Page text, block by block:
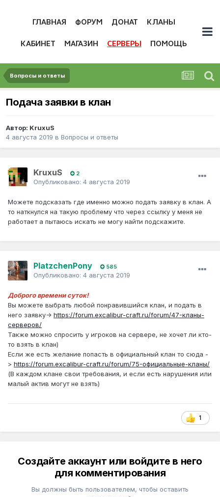
ГЛАВНАЯ ФОРУМ ДОНАТ КЛАНЫ
КАБИНЕТ МАГАЗИН СЕРВЕРЫ ПОМОЩЬ
Вопросы и ответы
Подача заявки в клан
Автор: KruxuS
4 августа 2019 в Вопросы и ответы
KruxuS 2
Опубликовано: 4 августа 2019
Можете подсказать где именно можно подать заявку в клан. А
то наткнулся на такую проблему что через ссылку у меня не
работает а пытаюсь искать не могу найти подскажите.
PlatzchenPony 585
Опубликовано: 4 августа 2019
Доброго времени суток!
Вы можете выбрать любой понравившийся клан, и подать в
него заявку-> https://forum.excalibur-craft.ru/forum/47-кланы-
серверов/
Также можно спросить у игроков на сервере, не хочет ли кто-
то взять в клан)
Если же есть желание попасть в официальный клан то сюда -
> https://forum.excalibur-craft.ru/forum/75-официальные-кланы/
(В каждом клане свои требования, и если есть нарушения или
малый актив могут не взять)
1
Создайте аккаунт или войдите в него
для комментирования
Вы должны быть пользователем, чтобы оставить